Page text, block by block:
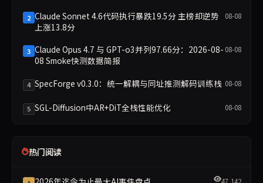
2 Claude Sonnet 4.6代码执行暴跌19.5分 主榜却逆势
上涨13.8分
08-08
3 Claude Opus 4.7 与 GPT-o3并列97.66分：2026-08-
08 Smoke快测数据简报
08-08
4 SpecForge v0.3.0：统一解耦与同址推测解码训练栈 08-08
5 SGL-Diffusion中AR+DiT全栈性能优化 08-08
热门阅读